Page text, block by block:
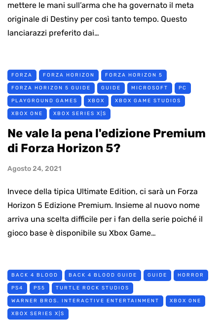
mettere le mani sull’arma che ha governato il meta
originale di Destiny per così tanto tempo. Questo
lanciarazzi preferito dai…
FORZA FORZA HORIZON FORZA HORIZON 5
FORZA HORIZON 5 GUIDE GUIDE MICROSOFT PC
PLAYGROUND GAMES XBOX XBOX GAME STUDIOS
XBOX ONE XBOX SERIES X|S
Ne vale la pena l'edizione Premium
di Forza Horizon 5?
Agosto 24, 2021
Invece della tipica Ultimate Edition, ci sarà un Forza
Horizon 5 Edizione Premium. Insieme al nuovo nome
arriva una scelta difficile per i fan della serie poiché il
gioco base è disponibile su Xbox Game…
BACK 4 BLOOD BACK 4 BLOOD GUIDE GUIDE HORROR
PS4 PS5 TURTLE ROCK STUDIOS
WARNER BROS. INTERACTIVE ENTERTAINMENT XBOX ONE
XBOX SERIES X|S